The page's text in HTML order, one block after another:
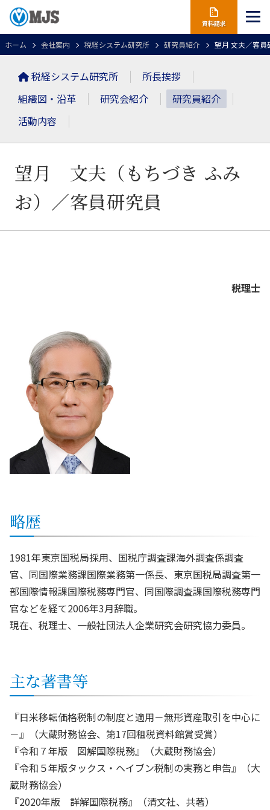
資料請求
ホーム 会社案内 税経システム研究所 研究員紹介 望月 文夫／客員
税経システム研究所
所長挨拶
組織図・沿革
研究会紹介
研究員紹介
活動内容
望月 文夫（もちづき ふみ
お） ／客員研究員
税理士
略歴
1981年東京国税局採用、国税庁調査課海外調査係調査
官、同国際業務課国際業務第一係長、東京国税局調査第一
部国際情報課国際税務専門官、同国際調査課国際税務専門
官などを経て2006年3月辞職。
現在、税理士、一般社団法人企業研究会研究協力委員。
主な著書等
『日米移転価格税制の制度と適用－無形資産取引を中心に
－』（大蔵財務協会、第17回租税資料館賞受賞）
『令和７年版 図解国際税務』（大蔵財務協会）
『令和５年版タックス・ヘイブン税制の実務と申告』（大
蔵財務協会）
『2020年版 詳解国際税務』（清文社、共著）